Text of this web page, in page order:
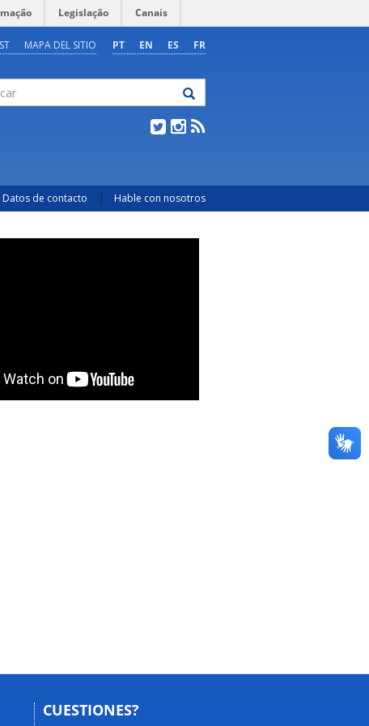
Legislação Canais
PT EN ES FR
MAPA DEL SITIO
Datos de contacto Hable con nosotros
CUESTIONES?